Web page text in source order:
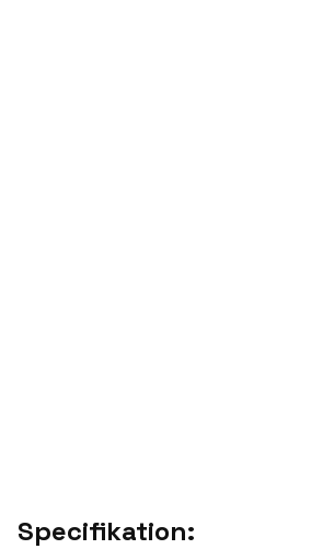
Specifikation: